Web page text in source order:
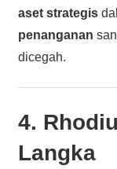
aset strategis
penanganan
dicegah.
4.
Langka